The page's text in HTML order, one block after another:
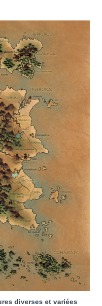
diverses et variées